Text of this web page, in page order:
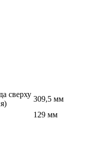
сверху
309,5 мм
129 мм